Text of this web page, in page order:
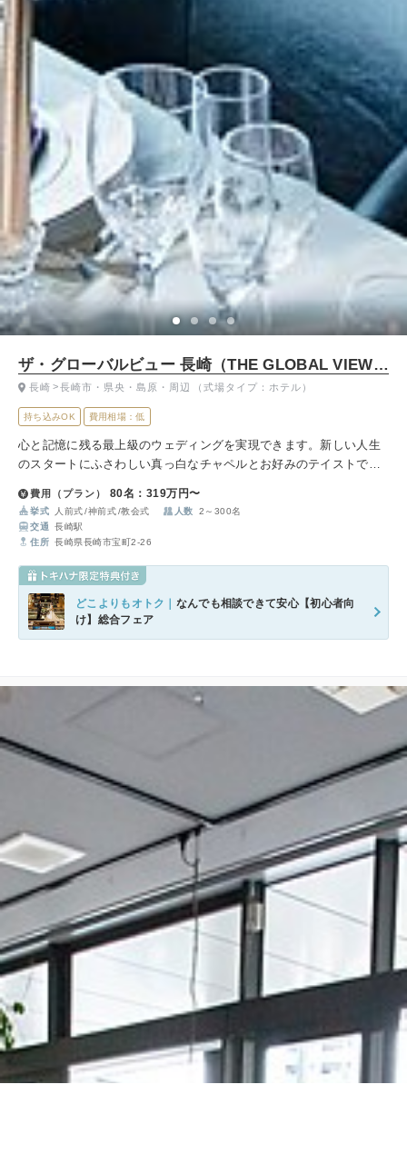
ザ・グローバルビュー 長崎（THE GLOBAL VIEW 長崎）
持ち込みOK 費用相場：低
心と記憶に残る最上級のウェディングを実現できます。新しい人生
のスタートにふさわしい真っ白なチャペルとお好みのテイストで選
を紡ぐ洗練されたホテルです。
長崎 長崎市・県央・島原・周辺 （式場タイプ：ホテル）
費用（プラン） 80名：319万円〜
挙式 人前式 神前式 教会式 人数
2～300名
交通
長崎駅
住所 長崎県長崎市宝町2‐26
どこよりもオトク｜ なんでも相談できて安心【初心者向
け】総合フェア